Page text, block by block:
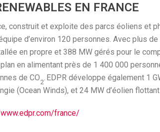
EN FRANCE
construit et exploite des parcs éoliens et
d’environ 120 personnes. Avec plus
en propre et 388 MW gérés pour le
en alimentant près de 1 400 000
de CO2. EDPR développe également 1
(Ocean Winds), et 24 MW d’éolien
france/